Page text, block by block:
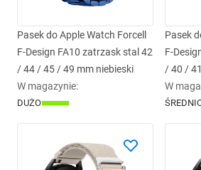
Pasek do Apple Watch Forcell
F-Design FA10 zatrzask stal 42
/ 44 / 45 / 49 mm niebieski
W magazynie:
DUŻO
Pasek
F-
/ 40 /
W